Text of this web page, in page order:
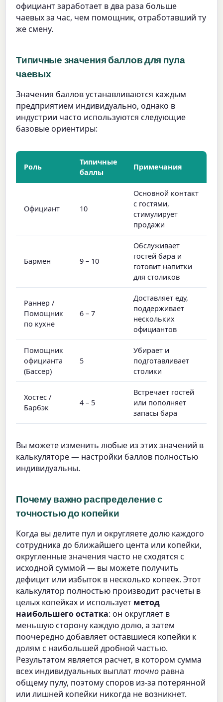
официант заработает в два раза больше
чаевых за час, чем помощник, отработавший ту
же смену.
Типичные значения баллов для пула
чаевых
Значения баллов устанавливаются каждым
предприятием индивидуально, однако в
индустрии часто используются следующие
базовые ориентиры:
Роль
Типичные
баллы
Примечания
Официант 10
Основной контакт
с гостями,
стимулирует
продажи
Бармен 9 – 10
Обслуживает
гостей бара и
готовит напитки
для столиков
Раннер /
Помощник
по кухне
6 – 7
Доставляет еду,
поддерживает
нескольких
официантов
Помощник
официанта
(Бассер)
5
Убирает и
подготавливает
столики
Хостес /
Барбэк
4 – 5
Встречает гостей
или пополняет
запасы бара
Вы можете изменить любые из этих значений в
калькуляторе — настройки баллов полностью
индивидуальны.
Почему важно распределение с
точностью до копейки
Когда вы делите пул и округляете долю каждого
сотрудника до ближайшего цента или копейки,
округленные значения часто не сходятся с
исходной суммой — вы можете получить
дефицит или избыток в несколько копеек. Этот
калькулятор полностью производит расчеты в
целых копейках и использует метод
наибольшего остатка: он округляет в
меньшую сторону каждую долю, а затем
поочередно добавляет оставшиеся копейки к
долям с наибольшей дробной частью.
Результатом является расчет, в котором сумма
всех индивидуальных выплатточно равна
общему пулу, поэтому споров из-за потерянной
или лишней копейки никогда не возникнет.